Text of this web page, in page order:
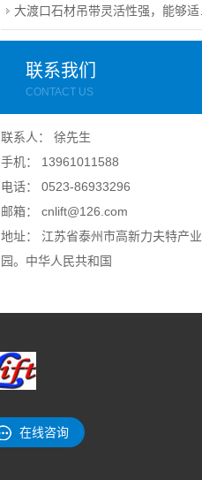
联系我们
CONTACT US
联系人： 徐先生
手机： 13961011588
电话： 0523-86933296
邮箱： cnlift@126.com
地址： 江苏省泰州市高新力夫特产业
园。中华人民共和国
在线咨询